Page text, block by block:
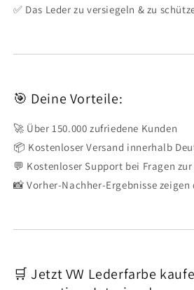
✅ Das Leder zu versiegeln & zu
🎯 Deine Vorteile:
🚀 Über 150.000 zufriedene Kunden
📦 Kostenloser Versand innerhalb
💬 Kostenloser Support bei Fragen
📸 Vorher-Nachher-Ergebnisse zeigen
🛒 Jetzt VW Lederfarbe